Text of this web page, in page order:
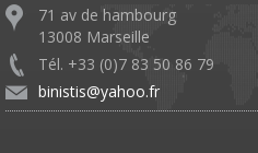
71 av de hambourg
13008 Marseille
Tél. +33 (0)7 83 50 86 79
binistis@yahoo.fr